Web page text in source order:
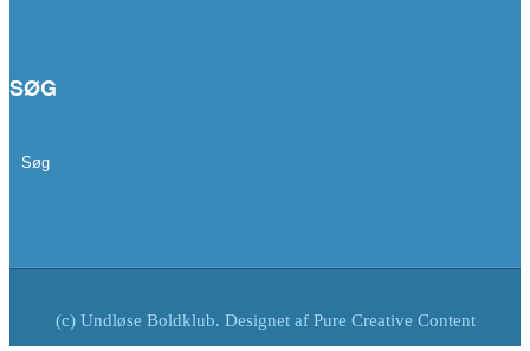
SØG
(c) Undløse Boldklub. Designet af Pure Creative Content